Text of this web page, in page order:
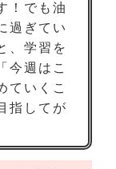
！でも油
過ぎてい
、学習を
今週はこ
ていくこ
指してが